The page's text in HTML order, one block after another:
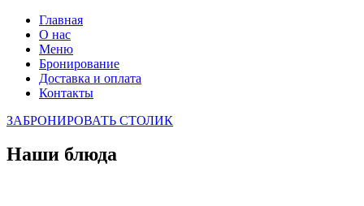
Главная
О нас
Меню
Бронирование
Доставка и оплата
Контакты
ЗАБРОНИРОВАТЬ СТОЛИК
Наши блюда